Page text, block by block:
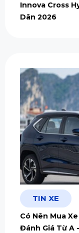
Innova Cross
Dân 2026
TIN XE
Có Nên Mua
Đánh Giá Từ A